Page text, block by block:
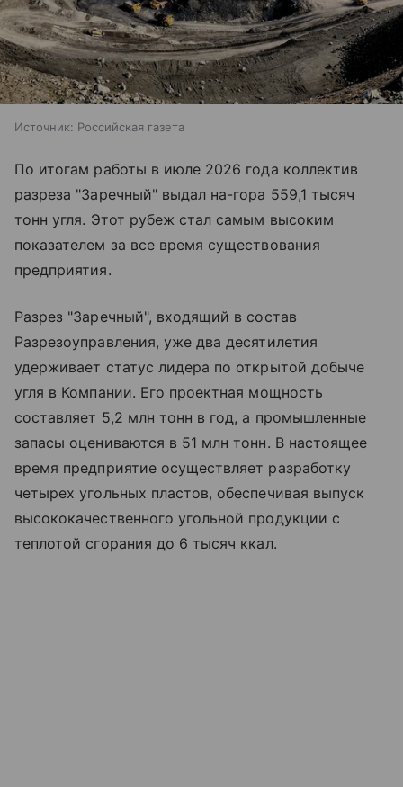
Источник: Российская газета
По итогам работы в июле 2026 года коллектив
разреза "Заречный" выдал на-гора 559,1 тысяч
тонн угля. Этот рубеж стал самым высоким
показателем за все время существования
предприятия.
Разрез "Заречный", входящий в состав
Разрезоуправления, уже два десятилетия
удерживает статус лидера по открытой добыче
угля в Компании. Его проектная мощность
составляет 5,2 млн тонн в год, а промышленные
запасы оцениваются в 51 млн тонн. В настоящее
время предприятие осуществляет разработку
четырех угольных пластов, обеспечивая выпуск
высококачественного угольной продукции с
теплотой сгорания до 6 тысяч ккал.